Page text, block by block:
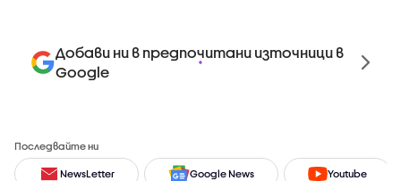
Добави ни в предпочитани източници в
Google
Последвайте ни
NewsLetter Google News Youtube